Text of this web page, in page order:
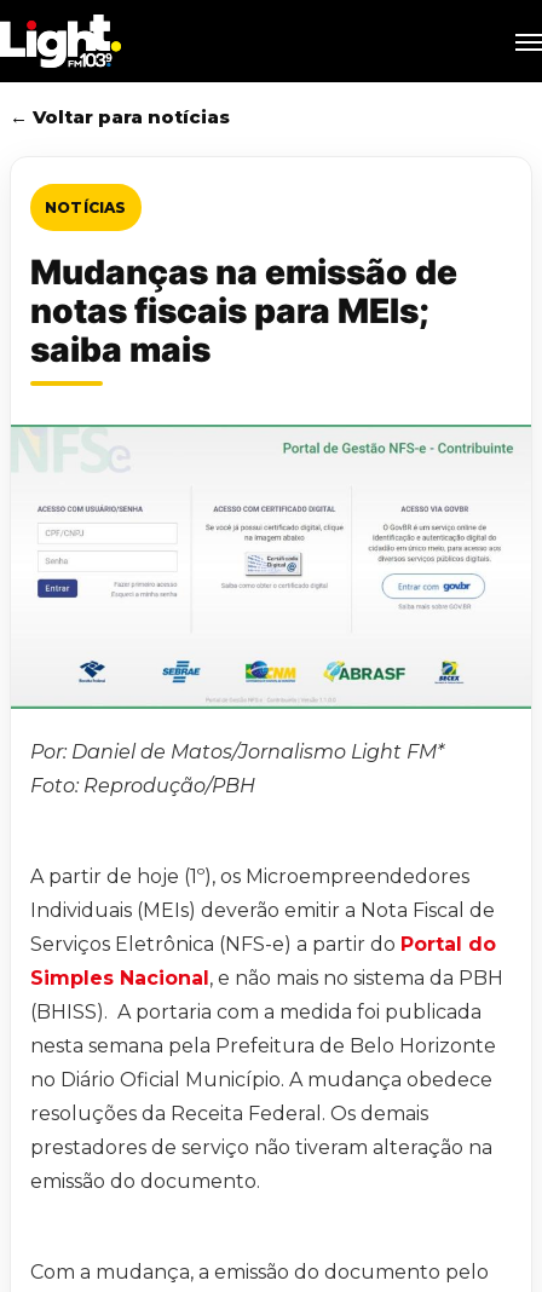
to
main
content
← Voltar para notícias
NOTÍCIAS
Mudanças na emissão de
notas fiscais para MEIs;
saiba mais
Por: Daniel de Matos/Jornalismo Light FM*
Foto: Reprodução/PBH
A partir de hoje (1º), os Microempreendedores
Individuais (MEIs) deverão emitir a Nota Fiscal de
Serviços Eletrônica (NFS-e) a partir do Portal do
Simples Nacional, e não mais no sistema da PBH
(BHISS). A portaria com a medida foi publicada
nesta semana pela Prefeitura de Belo Horizonte
no Diário Oficial Município. A mudança obedece
resoluções da Receita Federal. Os demais
prestadores de serviço não tiveram alteração na
emissão do documento.
Com a mudança, a emissão do documento pelo